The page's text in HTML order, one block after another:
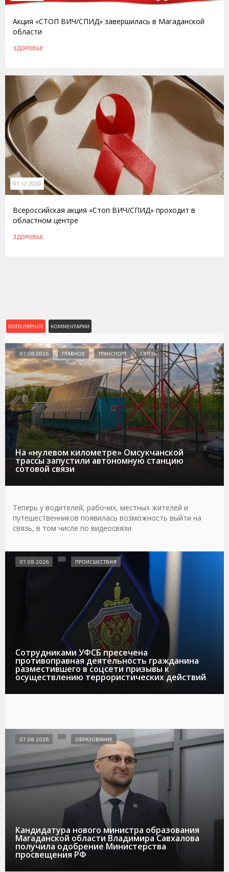
Акция «СТОП ВИЧ/СПИД» завершилась в Магаданской
области
ЗДОРОВЬЕ
01.12.2020
Всероссийская акция «Стоп ВИЧ/СПИД» проходит в
областном центре
ЗДОРОВЬЕ
ПОПУЛЯРНОЕ КОММЕНТАРИИ
На «нулевом километре» Омсукчанской
трассы запустили автономную станцию
сотовой связи
07.08.2026 ГЛАВНОЕ ТРАНСПОРТ СВЯЗЬ
Теперь у водителей, рабочих, местных жителей и
путешественников появилась возможность выйти на
связь, в том числе по видеосвязи
Сотрудниками УФСБ пресечена
противоправная деятельность гражданина
разместившего в соцсети призывы к
осуществлению террористических действий
07.08.2026 ПРОИСШЕСТВИЯ
Кандидатура нового министра образования
Магаданской области Владимира Савхалова
получила одобрение Министерства
просвещения РФ
07.08.2026 ОБРАЗОВАНИЕ